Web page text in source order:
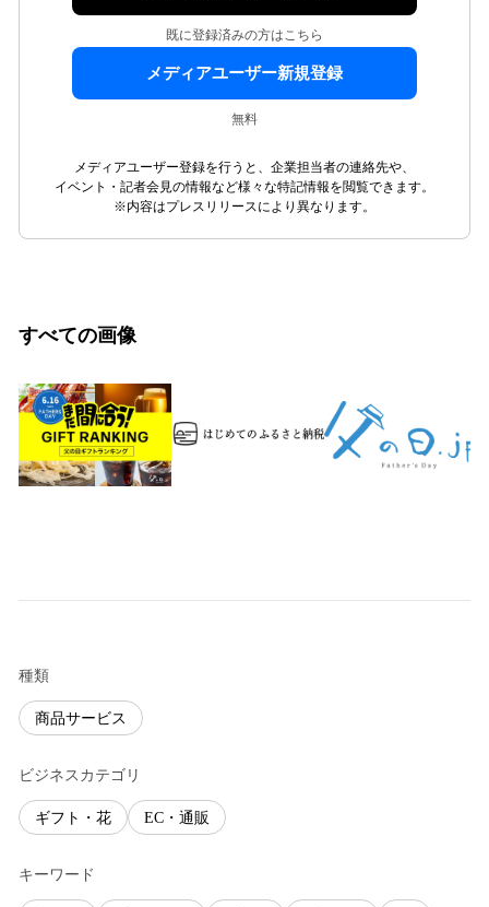
既に登録済みの方はこちら
メディアユーザー新規登録
無料
メディアユーザー登録を行うと、企業担当者の連絡先や、
イベント・記者会見の情報など様々な特記情報を閲覧できます。
※内容はプレスリリースにより異なります。
すべての画像
種類
商品サービス
ビジネスカテゴリ
ギフト・花 EC・通販
キーワード